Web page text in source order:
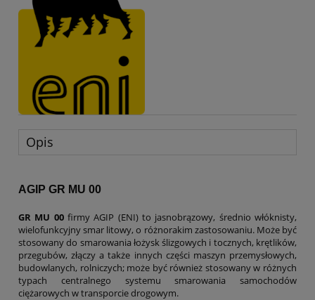
Opis
AGIP GR MU 00
GR MU 00firmy AGIP (ENI) to jasnobrązowy, średnio włóknisty,
wielofunkcyjny smar litowy, o różnorakim zastosowaniu. Może być
stosowany do smarowania łożysk ślizgowych i tocznych, krętlików,
przegubów, złączy a także innych części maszyn przemysłowych,
budowlanych, rolniczych; może być również stosowany w różnych
typach centralnego systemu smarowania samochodów
ciężarowych w transporcie drogowym.